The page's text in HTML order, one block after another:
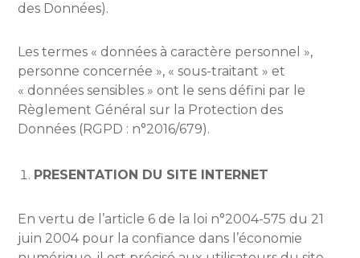
des Données).
Les termes « données à caractère personnel »,
personne concernée », « sous-traitant » et
« données sensibles » ont le sens défini par le
Règlement Général sur la Protection des
Données (RGPD : n°2016/679).
PRESENTATION DU SITE INTERNET
En vertu de l’article 6 de la loi n°2004-575 du 21
juin 2004 pour la confiance dans l’économie